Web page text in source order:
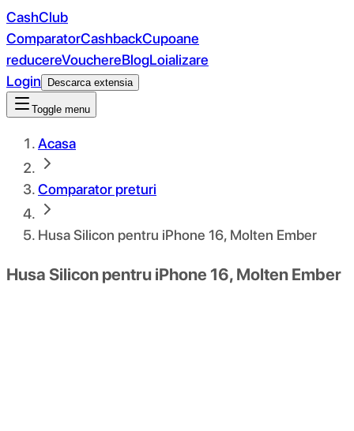
CashClub
ComparatorCashbackCupoane
reducereVouchereBlogLoializare
Login
Descarca extensia
Toggle menu
Acasa
Comparator preturi
Husa Silicon pentru iPhone 16, Molten Ember
Husa Silicon pentru iPhone 16, Molten Ember